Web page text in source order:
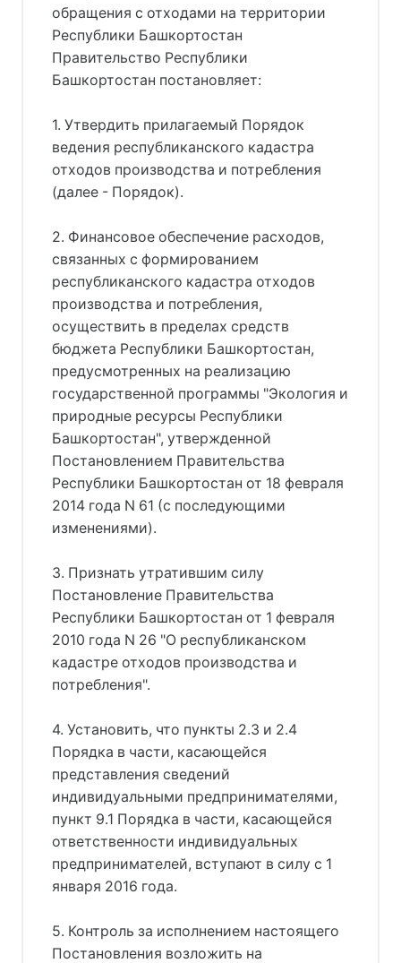
обращения с отходами на территории
Республики Башкортостан
Правительство Республики
Башкортостан постановляет:
1. Утвердить прилагаемый Порядок
ведения республиканского кадастра
отходов производства и потребления
(далее - Порядок).
2. Финансовое обеспечение расходов,
связанных с формированием
республиканского кадастра отходов
производства и потребления,
осуществить в пределах средств
бюджета Республики Башкортостан,
предусмотренных на реализацию
государственной программы "Экология и
природные ресурсы Республики
Башкортостан", утвержденной
Постановлением Правительства
Республики Башкортостан от 18 февраля
2014 года N 61 (с последующими
изменениями).
3. Признать утратившим силу
Постановление Правительства
Республики Башкортостан от 1 февраля
2010 года N 26 "О республиканском
кадастре отходов производства и
потребления".
4. Установить, что пункты 2.3 и 2.4
Порядка в части, касающейся
представления сведений
индивидуальными предпринимателями,
пункт 9.1 Порядка в части, касающейся
ответственности индивидуальных
предпринимателей, вступают в силу с 1
января 2016 года.
5. Контроль за исполнением настоящего
Постановления возложить на